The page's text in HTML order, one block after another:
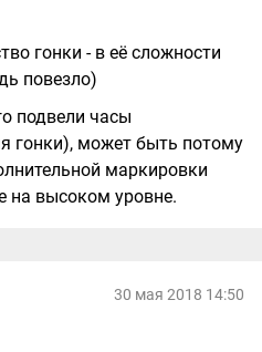
гонки - в её сложности
повезло)
подвели часы
гонки), может быть потому
маркировки
на высоком уровне.
30 мая 2018 14:50